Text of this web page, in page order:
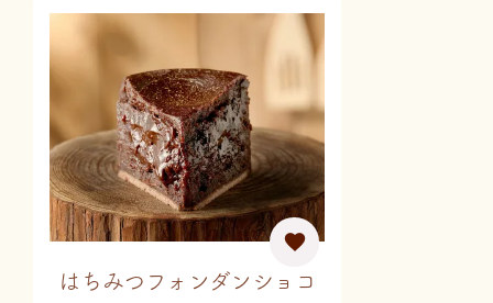
はちみつフォンダンショコ